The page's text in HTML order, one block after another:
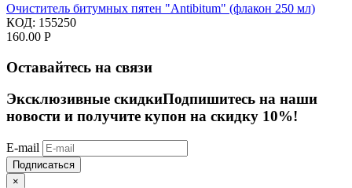
Очиститель битумных пятен "Antibitum" (флакон 250 мл)
КОД: 155250
160.00 Р
Оставайтесь на связи
Эксклюзивные скидкиПодпишитесь на наши
новости и получите купон на скидку 10%!
E-mail
Подписаться
×